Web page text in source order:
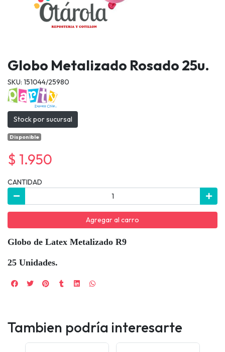
Globo Metalizado Rosado 25u.
SKU: 151044/25980
Stock por sucursal
Disponible
$ 1.950
CANTIDAD
Agregar al carro
Globo de Latex Metalizado R9
25 Unidades.
Tambien podría interesarte